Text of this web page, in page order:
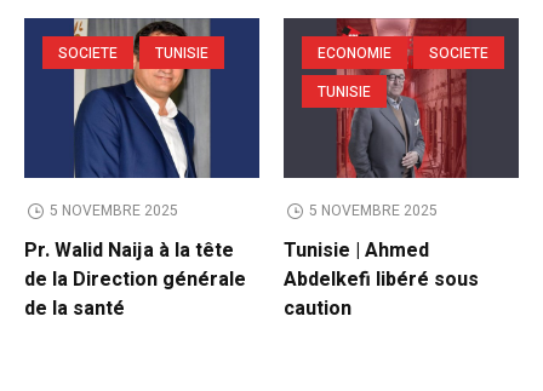
SOCIETE TUNISIE
5 NOVEMBRE 2025
Pr. Walid Naija à la tête
de la Direction générale
de la santé
ECONOMIE
SOCIETE
TUNISIE
5 NOVEMBRE 2025
Tunisie | Ahmed
Abdelkefi libéré sous
caution